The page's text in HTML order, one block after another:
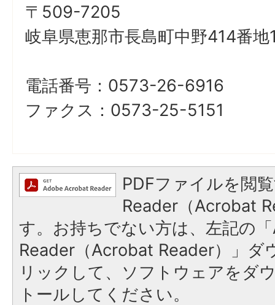
〒509-7205
岐阜県恵那市長島町中野414番地
電話番号：0573-26-6916
ファクス：0573-25-5151
PDFファイルを閲
Reader（Acrobat
す。お持ちでない方は、左記の
Reader（Acrobat Reader）」ダ
リックして、ソフトウェアをダ
トールしてください。